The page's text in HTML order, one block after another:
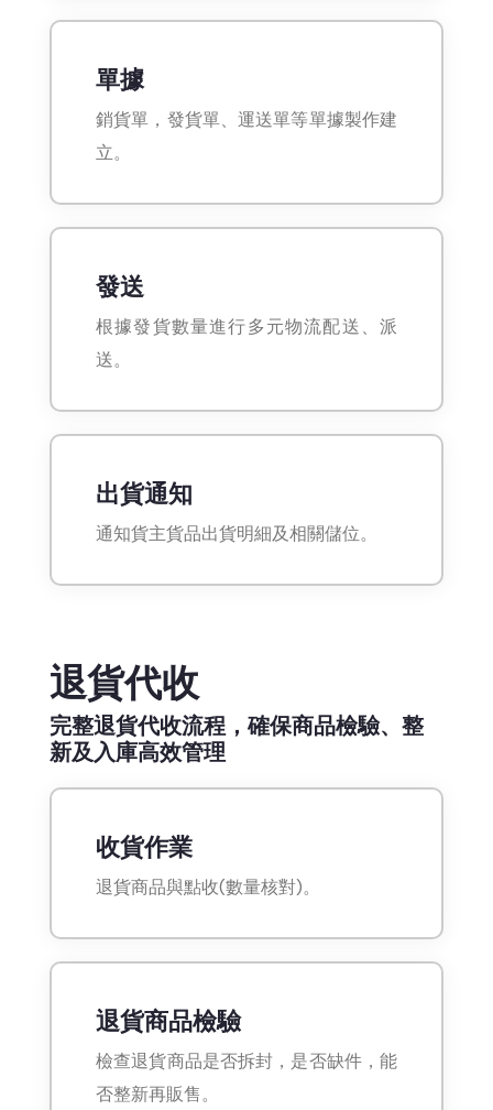
單據
銷貨單，發貨單、運送單等單據製作建
立。
發送
根據發貨數量進行多元物流配送、派
送。
出貨通知
通知貨主貨品出貨明細及相關儲位。
退貨代收
完整退貨代收流程，確保商品檢驗、整
新及入庫高效管理
收貨作業
退貨商品與點收(數量核對)。
退貨商品檢驗
檢查退貨商品是否拆封，是否缺件，能
否整新再販售。